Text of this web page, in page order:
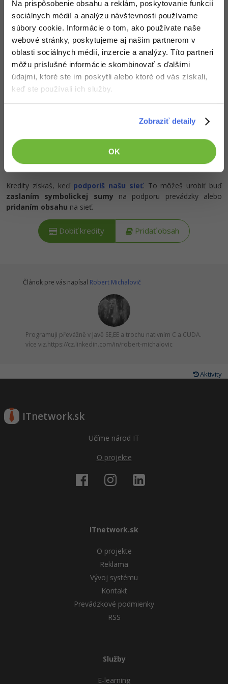
Na prispôsobenie obsahu a reklám, poskytovanie funkcií
sociálnych médií a analýzu návštevnosti používame
súbory cookie. Informácie o tom, ako používate naše
webové stránky, poskytujeme aj našim partnerom v
oblasti sociálnych médií, inzercie a analýzy. Títo partneri
môžu príslušné informácie skombinovať s ďalšími
údajmi, ktoré ste im poskytli alebo ktoré od vás získali,
keď ste používali ich služby.
Zobraziť detaily
OK
SEO -30%
UX
Business
Copywriting -30%
-80%
Time management
Fórum
Linux a UNIX
Siete
Adobe Illustrator -80%
Adobe Lightroom
Adobe XD -15%
Adobe InDesign -25%
Fotografovanie
Video
Ostatné
Médiá
Kariéra
Popis článku
Požadovaný článok má nasledujúci obsah:
objektov z intepretované časti (JAVA) do natívne
Kredity získaš, keď podporíš našu sieť. To môžeš urobiť buď
zaslaním symbolickej sumy na podporu prevádzky alebo
pridaním obsahu na sieť.
Dobiť kredity Pridať obsah
Článok pre vás napísal Robert Michalovič
Programuji převážně v Javě SE,EE a trochu nativním C a CUDA.
více viz.https://cz.linkedin.com/in/robert-michalovic
Aktivity
ITnetwork.sk
Učíme národ IT
O projekte
ITnetwork.sk
O projekte
Reklama
Vývoj systému
Kontakt
Prevádzkové podmienky
RSS
Služby
E-learning